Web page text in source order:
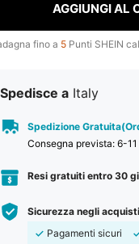
AGGIUNGI AL
fino a 5 Punti SHEIN
Spedisce a Italy
Spedizione
Consegna prevista: 6-
Resi gratuiti entro 30
Sicurezza negli acquisti
Pagamenti sicuri